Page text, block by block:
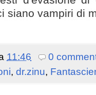
siano vampiri di
11:46
0
, dr.zinu,